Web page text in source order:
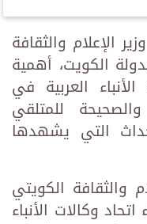
الإعلام والثقافة
الكويت، أهمية
العربية في
للمتلقي
التي يشهدها
والثقافة الكويتي
وكالات الأنباء